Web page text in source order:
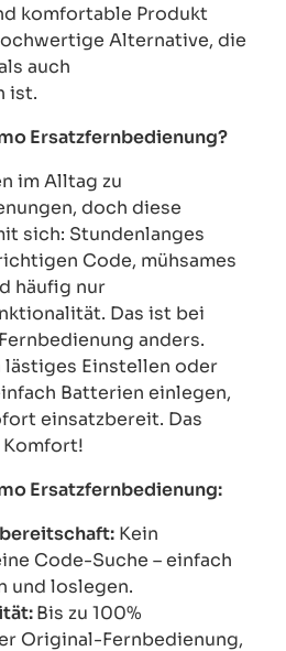
komfortable Produkt
Alternative, die
auch
ist.
Ersatzfernbedienung?
im Alltag zu
doch diese
sich: Stundenlanges
Code, mühsames
häufig nur
Das ist bei
anders.
Einstellen oder
Batterien einlegen,
einsatzbereit. Das
Komfort!
Ersatzfernbedienung:
Kein
Code-Suche – einfach
und loslegen.
Bis zu 100%
Original-Fernbedienung,